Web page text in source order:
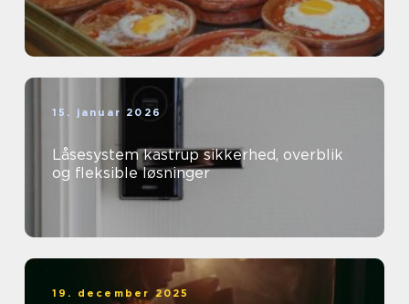
15. januar 2026
Låsesystem kastrup sikkerhed, overblik
og fleksible løsninger
19. december 2025